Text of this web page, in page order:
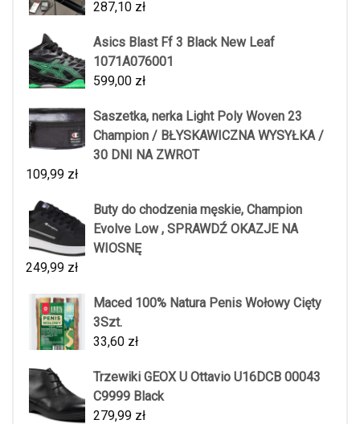
287,10 zł
Asics Blast Ff 3 Black New Leaf
1071A076001
599,00 zł
Saszetka, nerka Light Poly Woven 23
Champion / BŁYSKAWICZNA WYSYŁKA /
30 DNI NA ZWROT
109,99 zł
Buty do chodzenia męskie, Champion
Evolve Low , SPRAWDŹ OKAZJE NA
WIOSNĘ
249,99 zł
Maced 100% Natura Penis Wołowy Cięty
3Szt.
33,60 zł
Trzewiki GEOX U Ottavio U16DCB 00043
C9999 Black
279,99 zł